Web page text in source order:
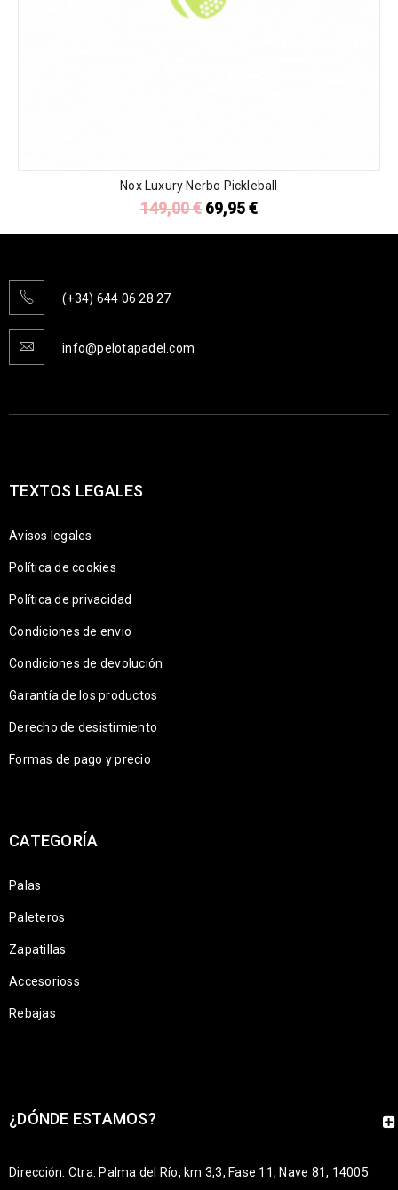
Nox Luxury Nerbo Pickleball
149,00€ 69,95€
(+34) 644 06 28 27
info@pelotapadel.com
TEXTOS LEGALES
Avisos legales
Política de cookies
Política de privacidad
Condiciones de envio
Condiciones de devolución
Garantía de los productos
Derecho de desistimiento
Formas de pago y precio
CATEGORÍA
Palas
Paleteros
Zapatillas
Accesorioss
Rebajas
¿DÓNDE ESTAMOS?
Dirección: Ctra. Palma del Río, km 3,3, Fase 11, Nave 81, 14005